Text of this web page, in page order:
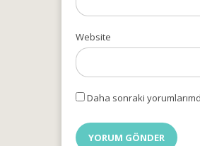
Website
Daha sonraki